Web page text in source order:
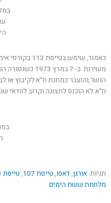
כאמור, שימש
משירות ב- 7
הנשר,והועבר כמתנת ח"א לקיבוץ או
ח"א.לא הוכנס לתצוגה וקרוב לוודאי
תגיות: אורגן,דאסו, טייסת 107 , טייסת 113
מלחמת ששת הימים